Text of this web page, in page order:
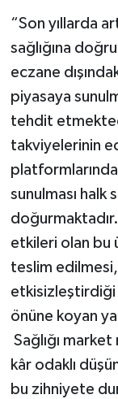
“Son yıllarda
sağlığına
eczane
piyasaya
tehdit
takviyelerinin
sunulması halk
etkileri olan bu
teslim
etkisizleştirdiği
önüne koyan
Sağlığı
kâr odaklı
bu zihniyete